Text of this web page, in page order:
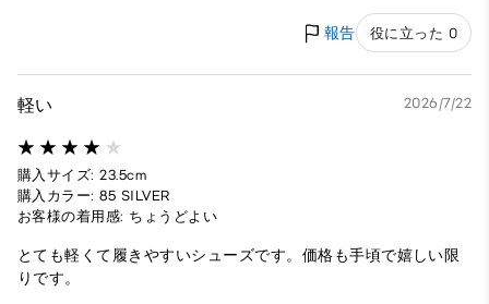
報告 役に立った 0
軽い 2026/7/22
購入サイズ: 23.5cm
購入カラー: 85 SILVER
お客様の着用感: ちょうどよい
とても軽くて履きやすいシューズです。価格も手頃で嬉しい限
りです。